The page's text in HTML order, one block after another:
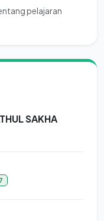
pelajaran
SAKHA